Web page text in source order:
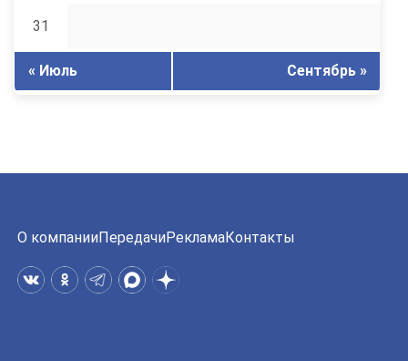
31
« Июль Сентябрь »
О компанииПередачиРекламаКонтакты